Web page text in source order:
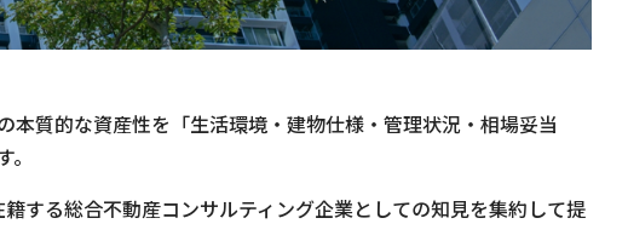
質的な資産性を「生活環境・建物仕様・管理状況・相場妥当
する総合不動産コンサルティング企業としての知見を集約して提